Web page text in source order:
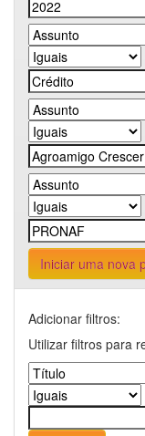
Iniciar uma nova
Adicionar filtros:
Utilizar filtros para